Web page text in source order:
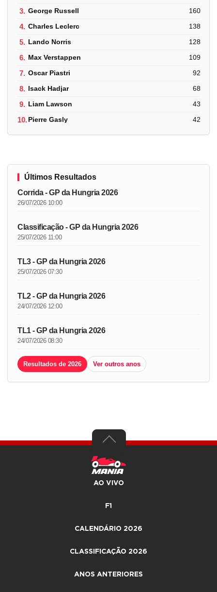
3. George Russell 160
4. Charles Leclerc 138
5. Lando Norris 128
6. Max Verstappen 109
7. Oscar Piastri 92
8. Isack Hadjar 68
9. Liam Lawson 43
10.Pierre Gasly 42
Últimos Resultados
Corrida - GP da Hungria 2026
26/07/2026 10:00
Classificação - GP da Hungria 2026
25/07/2026 11:00
TL3 - GP da Hungria 2026
25/07/2026 07:30
TL2 - GP da Hungria 2026
24/07/2026 12:00
TL1 - GP da Hungria 2026
24/07/2026 08:30
Resultados de 2026 Ver outros anos
AO VIVO
F1
CALENDÁRIO 2026
CLASSIFICAÇÃO 2026
ANOS ANTERIORES